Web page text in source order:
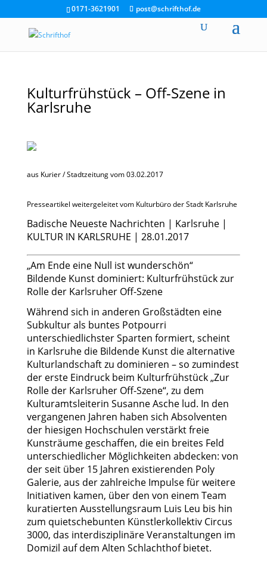
0171-3621901 post@schrifthof.de
Kulturfrühstück – Off-Szene in
Karlsruhe
aus Kurier / Stadtzeitung vom 03.02.2017
Presseartikel weitergeleitet vom Kulturbüro der Stadt Karlsruhe
Badische Neueste Nachrichten | Karlsruhe |
KULTUR IN KARLSRUHE | 28.01.2017
„Am Ende eine Null ist wunderschön“
Bildende Kunst dominiert: Kulturfrühstück zur
Rolle der Karlsruher Off-Szene
Während sich in anderen Großstädten eine
Subkultur als buntes Potpourri
unterschiedlichster Sparten formiert, scheint
in Karlsruhe die Bildende Kunst die alternative
Kulturlandschaft zu dominieren – so zumindest
der erste Eindruck beim Kulturfrühstück „Zur
Rolle der Karlsruher Off-Szene“, zu dem
Kulturamtsleiterin Susanne Asche lud. In den
vergangenen Jahren haben sich Absolventen
der hiesigen Hochschulen verstärkt freie
Kunsträume geschaffen, die ein breites Feld
unterschiedlicher Möglichkeiten abdecken: von
der seit über 15 Jahren existierenden Poly
Galerie, aus der zahlreiche Impulse für weitere
Initiativen kamen, über den von einem Team
kuratierten Ausstellungsraum Luis Leu bis hin
zum quietschebunten Künstlerkollektiv Circus
3000, das interdisziplinäre Veranstaltungen im
Domizil auf dem Alten Schlachthof bietet.